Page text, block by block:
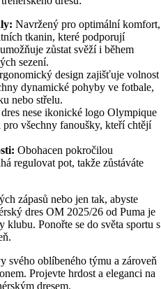
Navržený pro optimální komfort,
tkanin, které podporují
zůstat svěží i během
sezení.
design zajišťuje volnost
dynamické pohyby ve fotbale,
nebo střelu.
nese ikonické logo Olympique
všechny fanoušky, kteří chtějí
Obohacen pokročilou
regulovat pot, takže zůstáváte
zápasů nebo jen tak, abyste
dres OM 2025/26 od Puma je
Ponořte se do světa sportu s
svého oblíbeného týmu a zároveň
Projevte hrdost a eleganci na
dresem.